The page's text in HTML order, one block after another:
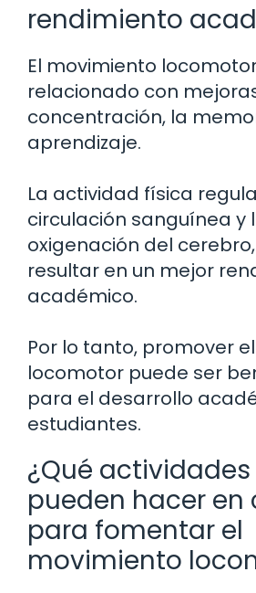
rendimiento
El movimiento
relacionado con
concentración, la
aprendizaje.
La actividad física
circulación sanguínea y
oxigenación del
resultar en un mejor
académico.
Por lo tanto, promover
locomotor puede ser
para el desarrollo
estudiantes.
¿Qué actividades
pueden hacer en
para fomentar el
movimiento